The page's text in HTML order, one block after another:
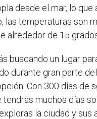
desde el mar, lo que
las temperaturas son
alrededor de 15
buscando un lugar
durante gran parte
Con 300 días de
muchos días
la ciudad y sus